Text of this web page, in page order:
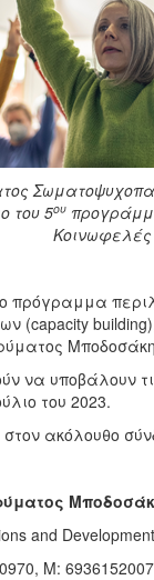
του 5ου
Κοινωφελές
πρόγραμμα
(capacity
να υποβάλουν
του 2023.
ακόλουθο
and
M: 6936152007